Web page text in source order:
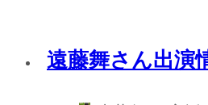
遠藤舞さん出演